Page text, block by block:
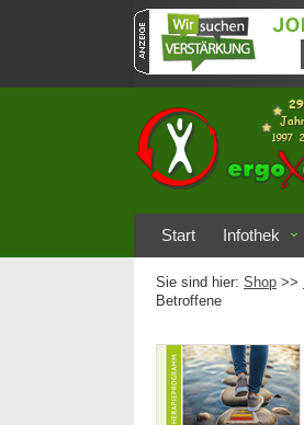
Start Infothek
Sie sind hier: Shop >>
Betroffene